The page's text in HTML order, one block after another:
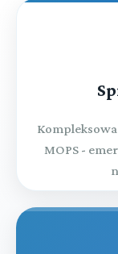
MOPS -